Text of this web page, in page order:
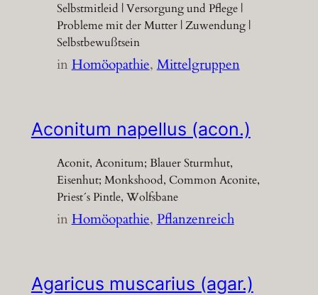
Selbstmitleid | Versorgung und Pflege |
Probleme mit der Mutter | Zuwendung |
Selbstbewußtsein
inHomöopathie, Mittelgruppen
Aconitum napellus (acon.)
Aconit, Aconitum; Blauer Sturmhut,
Eisenhut; Monkshood, Common Aconite,
Priest´s Pintle, Wolfsbane
inHomöopathie, Pflanzenreich
Agaricus muscarius (agar.)